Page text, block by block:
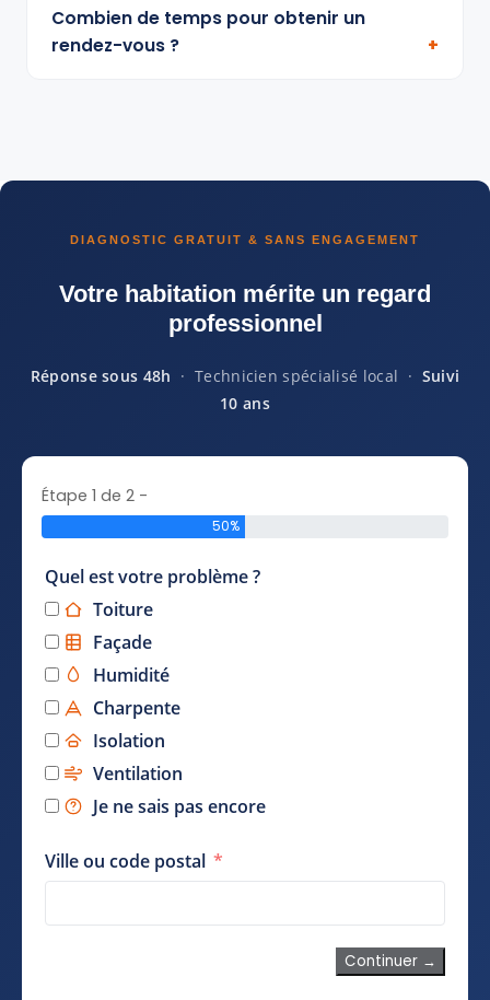
Combien de temps pour obtenir un
rendez-vous ?
DIAGNOSTIC GRATUIT & SANS ENGAGEMENT
Votre habitation mérite un regard
professionnel
Réponse sous 48h · Technicien spécialisé local · Suivi
10 ans
Étape 1 de 2 -
50%
Quel est votre problème ?
Toiture
Façade
Humidité
Charpente
Isolation
Ventilation
Je ne sais pas encore
Ville ou code postal
Continuer →